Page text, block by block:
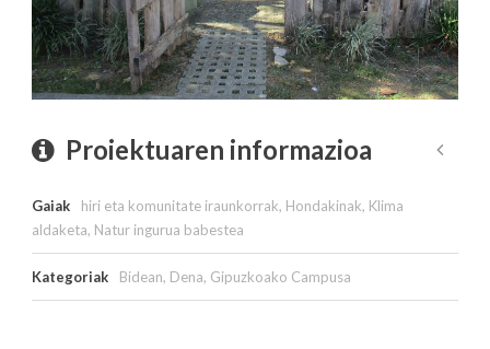
Proiektuaren informazioa
Gaiak hiri eta komunitate iraunkorrak, Hondakinak, Klima
aldaketa, Natur ingurua babestea
Kategoriak Bidean, Dena, Gipuzkoako Campusa